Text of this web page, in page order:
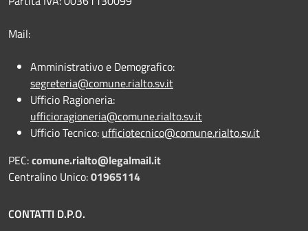
Mail:
Amministrativo e Demografico:
segreteria@comune.rialto.sv.it
Ufficio Ragioneria:
ufficioragioneria@comune.rialto.sv.it
Ufficio Tecnico: ufficiotecnico@comune.rialto.sv.it
PEC:comune.rialto@legalmail.it
Centralino Unico:01965114
CONTATTI D.P.O.